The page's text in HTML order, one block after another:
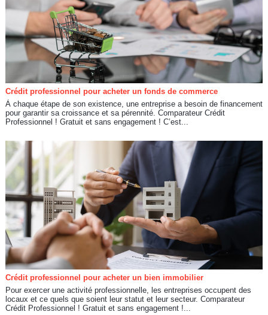
Crédit professionnel pour acheter un fonds de commerce
À chaque étape de son existence, une entreprise a besoin de financement
pour garantir sa croissance et sa pérennité. Comparateur Crédit
Professionnel ! Gratuit et sans engagement ! C’est...
Crédit professionnel pour acheter un bien immobilier
Pour exercer une activité professionnelle, les entreprises occupent des
locaux et ce quels que soient leur statut et leur secteur. Comparateur
Crédit Professionnel ! Gratuit et sans engagement !...